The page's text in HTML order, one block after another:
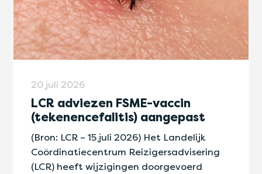
20 juli 2026
LCR adviezen FSME-vaccin
(tekenencefalitis) aangepast
(Bron: LCR – 15 juli 2026) Het Landelijk
Coördinatiecentrum Reizigersadvisering
(LCR) heeft wijzigingen doorgevoerd